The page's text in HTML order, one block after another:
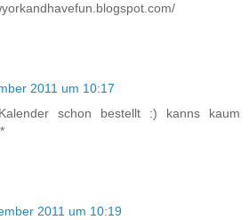
2011 um 10:17
schon bestellt :) kanns kaum
2011 um 10:19